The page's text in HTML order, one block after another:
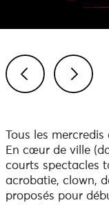
Tous les mercredis
En cœur de ville
courts spectacles
acrobatie, clown,
proposés pour